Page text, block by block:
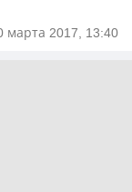
марта 2017, 13:40